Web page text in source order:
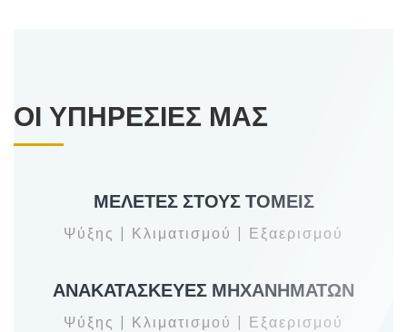
ΟΙ ΥΠΗΡΕΣΙΕΣ ΜΑΣ
ΜΕΛΕΤΕΣ ΣΤΟΥΣ ΤΟΜΕΙΣ
Ψύξης | Κλιματισμού | Εξαερισμού
ΑΝΑΚΑΤΑΣΚΕΥΕΣ ΜΗΧΑΝΗΜΑΤΩΝ
Ψύξης | Κλιματισμού | Εξαερισμού